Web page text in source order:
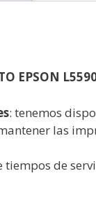
EPSON
: tenemos
las
tiempos de